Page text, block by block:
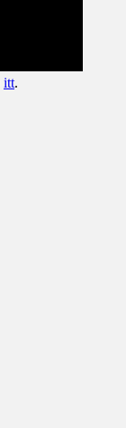
itt.